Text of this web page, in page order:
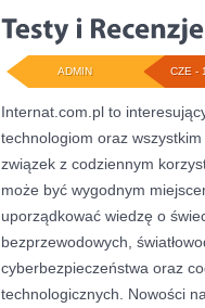
CZE -
ADMIN
Internat.com.pl to
technologiom oraz
związek z codziennym
może być wygodnym
uporządkować wiedzę o
bezprzewodowych,
cyberbezpieczeństwa oraz
technologicznych. Nowości